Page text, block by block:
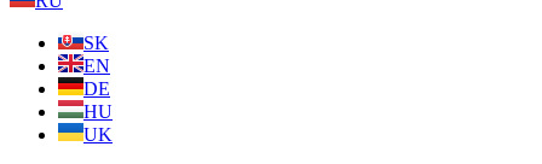
SK
EN
DE
HU
UK